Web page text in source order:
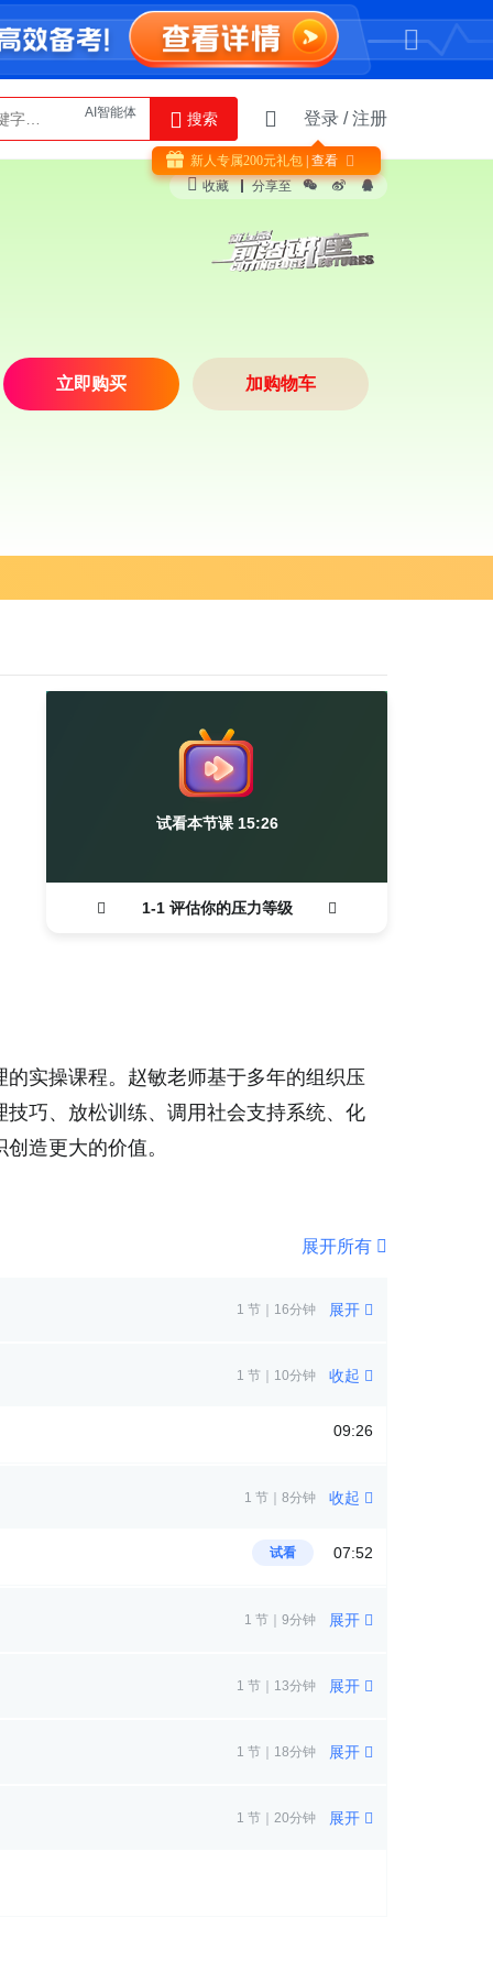
Python
AI智能体
搜索 登录 /注册
新人专属200元礼包 | 查看 
收藏 分享至
立即购买 加购物车
试看本节课 15:26
1-1 评估你的压力等级
实操课程。赵敏老师基于多年的组织压
巧、放松训练、调用社会支持系统、化
造更大的价值。
展开所有
1 节｜16分钟 展开
1 节｜10分钟 收起
09:26
1 节｜8分钟 收起
试看 07:52
1 节｜9分钟 展开
1 节｜13分钟 展开
1 节｜18分钟 展开
1 节｜20分钟 展开